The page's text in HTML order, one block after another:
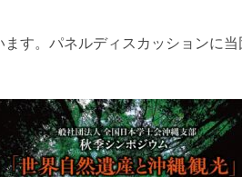
す。パネルディスカッションに当